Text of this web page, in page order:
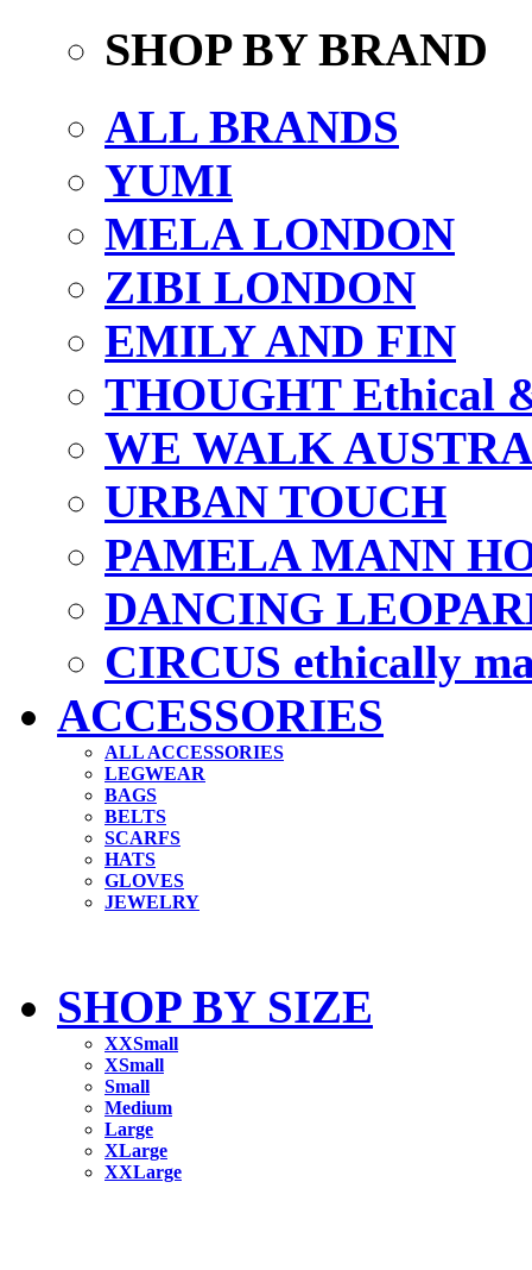
SHOP BY BRAND
ALL BRANDS
YUMI
MELA LONDON
ZIBI LONDON
EMILY AND FIN
THOUGHT Ethical
WE WALK
URBAN TOUCH
PAMELA MANN
DANCING
CIRCUS ethically
ACCESSORIES
ALL ACCESSORIES
LEGWEAR
BAGS
BELTS
SCARFS
HATS
GLOVES
JEWELRY
SHOP BY SIZE
XXSmall
XSmall
Small
Medium
Large
XLarge
XXLarge